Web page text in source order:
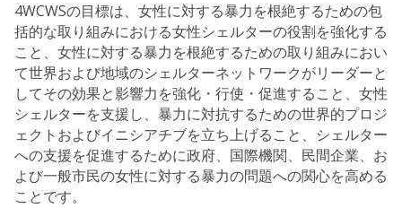
4WCWSの目標は、女性に対する暴力を根絶するための包
括的な取り組みにおける女性シェルターの役割を強化する
こと、女性に対する暴力を根絶するための取り組みにおい
て世界および地域のシェルターネットワークがリーダーと
してその効果と影響力を強化・行使・促進すること、女性
シェルターを支援し、暴力に対抗するための世界的プロジ
ェクトおよびイニシアチブを立ち上げること、シェルター
への支援を促進するために政府、国際機関、民間企業、お
よび一般市民の女性に対する暴力の問題への関心を高める
ことです。